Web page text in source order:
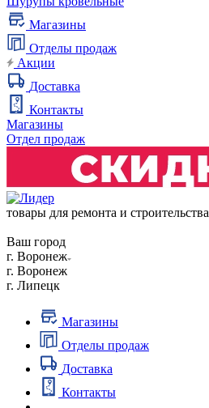
Магазины
Отделы продаж
Акции
Доставка
Контакты
Магазины
Отдел продаж
товары для ремонта и строительства
Ваш город
г. Воронеж
г. Воронеж
г. Липецк
Магазины
Отделы продаж
Доставка
Контакты